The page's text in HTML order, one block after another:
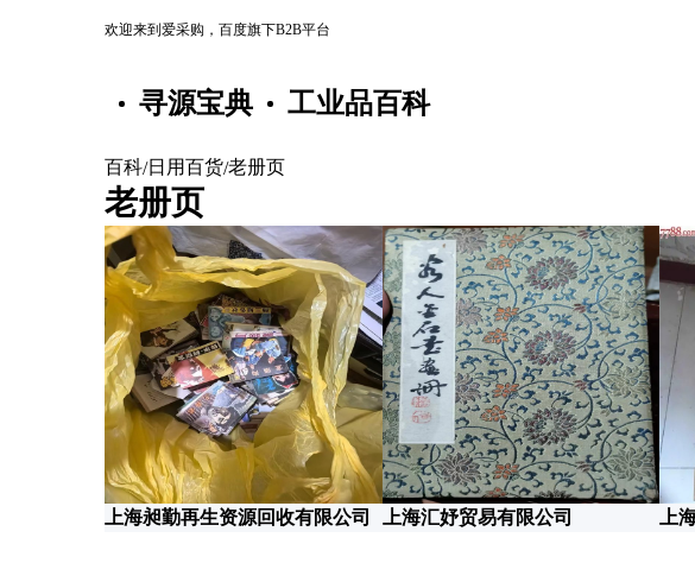
欢迎来到爱采购，百度旗下B2B平台
寻源宝典 工业品百科
百科/日用百货/老册页
老册页
上海昶勤再生资源回收有限公司 上海汇妤贸易有限公司 上